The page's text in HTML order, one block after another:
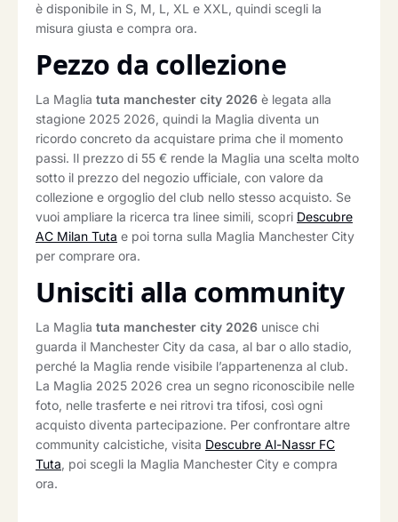
è disponibile in S, M, L, XL e XXL, quindi scegli la
misura giusta e compra ora.
Pezzo da collezione
La Maglia tuta manchester city 2026 è legata alla
stagione 2025 2026, quindi la Maglia diventa un
ricordo concreto da acquistare prima che il momento
passi. Il prezzo di 55 € rende la Maglia una scelta molto
sotto il prezzo del negozio ufficiale, con valore da
collezione e orgoglio del club nello stesso acquisto. Se
vuoi ampliare la ricerca tra linee simili, scopri Descubre
AC Milan Tuta e poi torna sulla Maglia Manchester City
per comprare ora.
Unisciti alla community
La Maglia tuta manchester city 2026 unisce chi
guarda il Manchester City da casa, al bar o allo stadio,
perché la Maglia rende visibile l’appartenenza al club.
La Maglia 2025 2026 crea un segno riconoscibile nelle
foto, nelle trasferte e nei ritrovi tra tifosi, così ogni
acquisto diventa partecipazione. Per confrontare altre
community calcistiche, visita Descubre Al-Nassr FC
Tuta, poi scegli la Maglia Manchester City e compra
ora.